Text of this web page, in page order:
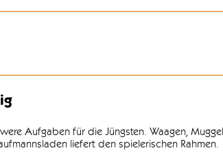
Aufgaben für die Jüngsten. Waagen,
liefert den spielerischen Rahmen.